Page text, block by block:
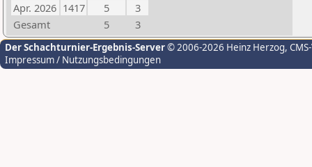
Apr. 2026 1417 5
3
Gesamt
5 3
Der Schachturnier-Ergebnis-Server© 2006-2026 Heinz Herzog,
Impressum / Nutzungsbedingungen